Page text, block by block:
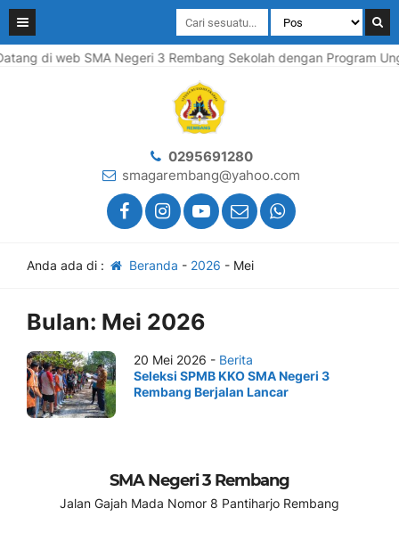
di web SMA Negeri 3 Rembang Sekolah dengan Program
0295691280
smagarembang@yahoo.com
Anda ada di : Beranda - 2026 - Mei
Bulan: Mei 2026
20 Mei 2026 - Berita
Seleksi SPMB KKO SMA Negeri 3
Rembang Berjalan Lancar
SMA Negeri 3 Rembang
Jalan Gajah Mada Nomor 8 Pantiharjo Rembang